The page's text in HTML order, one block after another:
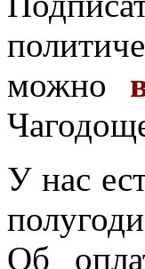
можно
У нас
Об